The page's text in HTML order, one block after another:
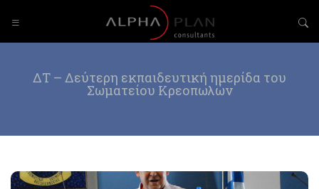
ΔΤ – Δεύτερη εκπαιδευτική ημερίδα του
Σωματείου Κρεοπωλών